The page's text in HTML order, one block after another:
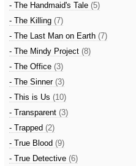
- The Handmaid's Tale (5)
- The Killing (7)
- The Last Man on Earth (7)
- The Mindy Project (8)
- The Office (3)
- The Sinner (3)
- This is Us (10)
- Transparent (3)
- Trapped (2)
- True Blood (9)
- True Detective (6)